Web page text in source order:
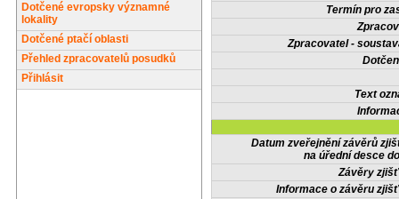
Dotčené evropsky významné
lokality
Dotčené ptačí oblasti
Přehled zpracovatelů posudků
Přihlásit
Termín pro
Zpracovatel -
Text
Datum zveřejnění závěrů
na úřední desce
Závěry
Informace o závěru